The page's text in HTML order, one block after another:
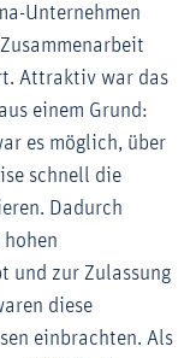
Unternehmen
Attraktiv war das
einem Grund:
es möglich, über
schnell die
Dadurch
und zur Zulassung
diese
einbrachten. Als